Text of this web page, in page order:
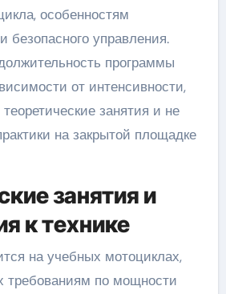
особенностям
безопасного управления.
программы
от интенсивности,
занятия и не
на закрытой площадке
занятия и
к технике
на учебных мотоциклах,
требованиям по мощности